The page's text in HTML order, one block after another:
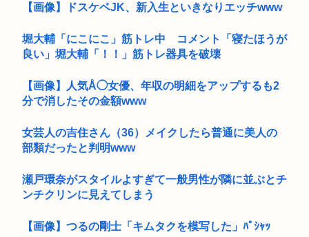
【画像】ドスケベJK、新入生といきなりエッチwww
堀大輔「にこにこ」筋トレ中 コメント「寝たほうが
良い」堀大輔「！！」筋トレ器具を破壊
【画像】人気Å◯女優、年収の明細をアップするも2
分で消したその金額www
女芸人の吉住さん（36）メイクしたら普通に美人の
部類だったと判明www
瀬戸環奈がスタイルよすぎて一般男性が隣に並ぶとチ
ンチクリンに見えてしまう
【画像】つるの剛士「キムタクを模写した」ﾊﾟｼｬｯ